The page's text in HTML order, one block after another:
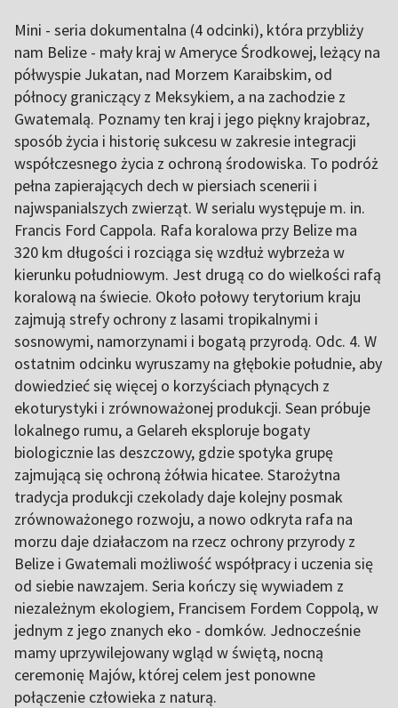
Mini - seria dokumentalna (4 odcinki), która przybliży
nam Belize - mały kraj w Ameryce Środkowej, leżący na
półwyspie Jukatan, nad Morzem Karaibskim, od
północy graniczący z Meksykiem, a na zachodzie z
Gwatemalą. Poznamy ten kraj i jego piękny krajobraz,
sposób życia i historię sukcesu w zakresie integracji
współczesnego życia z ochroną środowiska. To podróż
pełna zapierających dech w piersiach scenerii i
najwspanialszych zwierząt. W serialu występuje m. in.
Francis Ford Cappola. Rafa koralowa przy Belize ma
320 km długości i rozciąga się wzdłuż wybrzeża w
kierunku południowym. Jest drugą co do wielkości rafą
koralową na świecie. Około połowy terytorium kraju
zajmują strefy ochrony z lasami tropikalnymi i
sosnowymi, namorzynami i bogatą przyrodą. Odc. 4. W
ostatnim odcinku wyruszamy na głębokie południe, aby
dowiedzieć się więcej o korzyściach płynących z
ekoturystyki i zrównoważonej produkcji. Sean próbuje
lokalnego rumu, a Gelareh eksploruje bogaty
biologicznie las deszczowy, gdzie spotyka grupę
zajmującą się ochroną żółwia hicatee. Starożytna
tradycja produkcji czekolady daje kolejny posmak
zrównoważonego rozwoju, a nowo odkryta rafa na
morzu daje działaczom na rzecz ochrony przyrody z
Belize i Gwatemali możliwość współpracy i uczenia się
od siebie nawzajem. Seria kończy się wywiadem z
niezależnym ekologiem, Francisem Fordem Coppolą, w
jednym z jego znanych eko - domków. Jednocześnie
mamy uprzywilejowany wgląd w świętą, nocną
ceremonię Majów, której celem jest ponowne
połączenie człowieka z naturą.